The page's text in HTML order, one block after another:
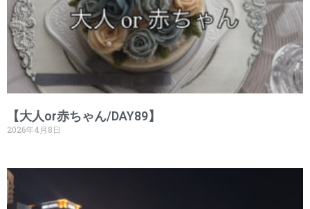
【大人or赤ちゃん/DAY89】
2026年4月8日